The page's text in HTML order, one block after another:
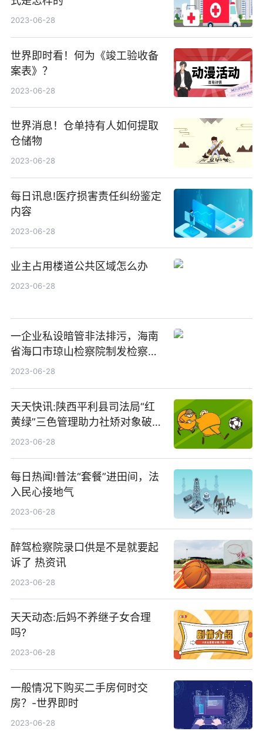
2023-06-28
世界即时看！何为《竣工验收备
案表》？
2023-06-28
世界消息！仓单持有人如何提取
仓储物
2023-06-28
每日讯息!医疗损害责任纠纷鉴定
内容
2023-06-28
业主占用楼道公共区域怎么办
2023-06-28
一企业私设暗管非法排污，海南
省海口市琼山检察院制发检察建
议|天天最新
2023-06-28
天天快讯:陕西平利县司法局“红
黄绿”三色管理助力社矫对象破茧
重生
2023-06-28
每日热闻!普法“套餐”进田间，法
入民心接地气
2023-06-28
醉驾检察院录口供是不是就要起
诉了 热资讯
2023-06-28
天天动态:后妈不养继子女合理
吗?
2023-06-28
一般情况下购买二手房何时交
房？-世界即时
2023-06-28